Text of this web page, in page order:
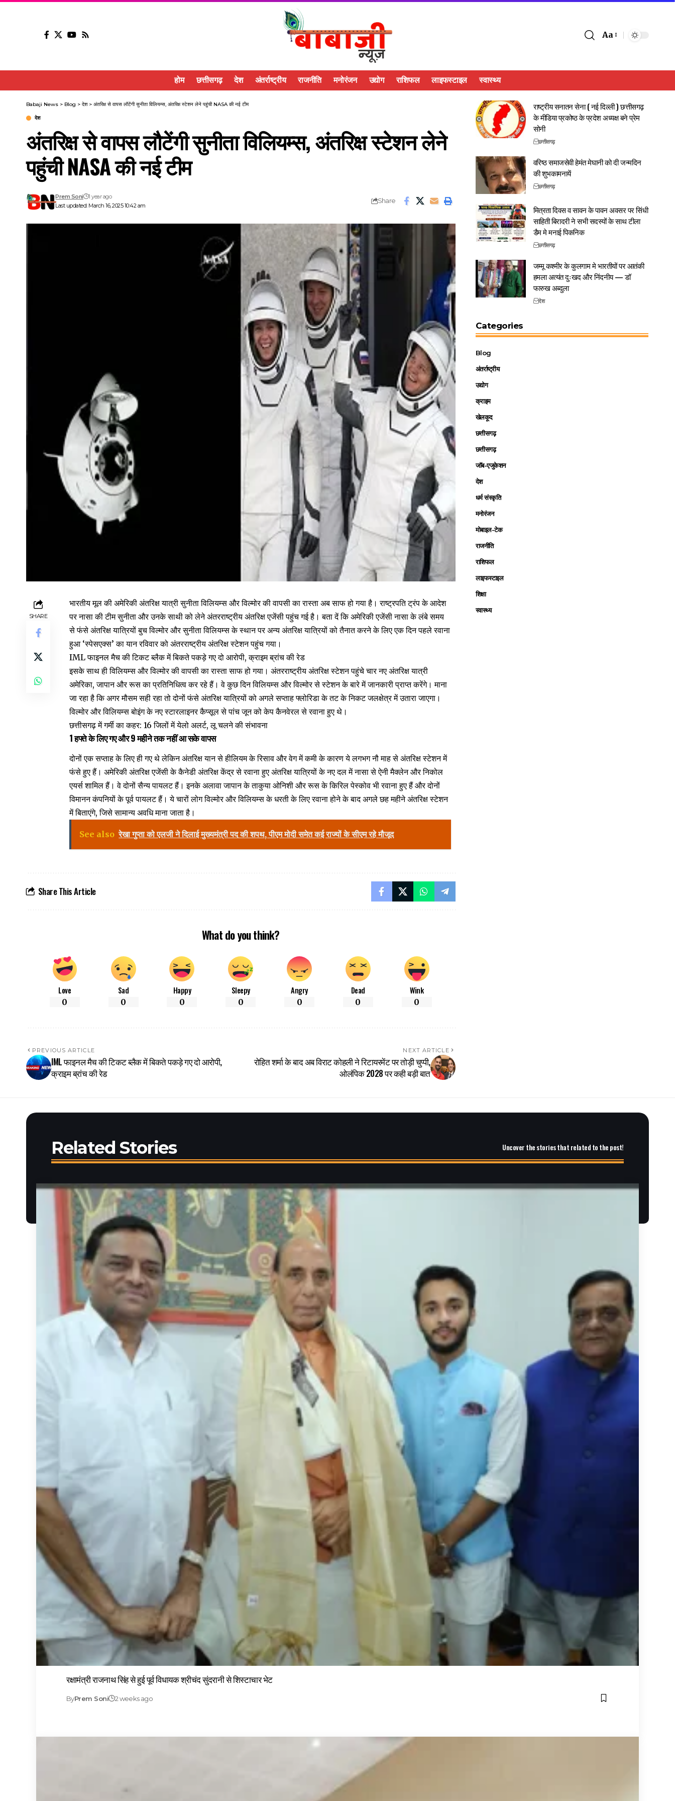
Aa
होम छत्तीसगढ़ देश अंतर्राष्ट्रीय राजनीति मनोरंजन उद्योग राशिफल लाइफस्टाइल स्वास्थ्य
Babaji News > Blog > देश> अंतरिक्ष से वापस लौटेंगी सुनीता विलियम्स, अंतरिक्ष स्टेशन लेने पहुंची NASA की नई टीम
देश
अंतरिक्ष से वापस लौटेंगी सुनीता विलियम्स, अंतरिक्ष स्टेशन लेने
पहुंची NASA की नई टीम
Last updated: March 16, 2025 10:42 am
Prem Soni 1 year ago
Share
SHARE
भारतीय मूल की अमेरिकी अंतरिक्ष यात्री सुनीता विलियम्स और विल्मोर की वापसी का रास्ता अब साफ हो गया है। राष्ट्रपति ट्रंप के आदेश
पर नासा की टीम सुनीता और उनके साथी को लेने अंतरराष्ट्रीय अंतरिक्ष एजेंसी पहुंच गई है। बता दें कि अमेरिकी एजेंसी नासा के लंबे समय
से फंसे अंतरिक्ष यात्रियों बुच विल्मोर और सुनीता विलियम्स के स्थान पर अन्य अंतरिक्ष यात्रियों को तैनात करने के लिए एक दिन पहले रवाना
हुआ ‘स्पेसएक्स’ का यान रविवार को अंतरराष्ट्रीय अंतरिक्ष स्टेशन पहुंच गया।
IML फाइनल मैच की टिकट ब्लैक में बिकते पकड़े गए दो आरोपी, क्राइम ब्रांच की रेड
इसके साथ ही विलियम्स और विल्मोर की वापसी का रास्ता साफ हो गया। अंतरराष्ट्रीय अंतरिक्ष स्टेशन पहुंचे चार नए अंतरिक्ष यात्री
अमेरिका, जापान और रूस का प्रतिनिधित्व कर रहे हैं। वे कुछ दिन विलियम्स और विल्मोर से स्टेशन के बारे में जानकारी प्राप्त करेंगे। माना
जा रहा है कि अगर मौसम सही रहा तो दोनों फंसे अंतरिक्ष यात्रियों को अगले सप्ताह फ्लोरिडा के तट के निकट जलक्षेत्र में उतारा जाएगा।
विल्मोर और विलियम्स बोइंग के नए स्टारलाइनर कैप्सूल से पांच जून को केप कैनवेरल से रवाना हुए थे।
छत्तीसगढ़ में गर्मी का कहर: 16 जिलों में येलो अलर्ट, लू चलने की संभावना
1 हफ्ते के लिए गए और 9 महीने तक नहीं आ सके वापस
दोनों एक सप्ताह के लिए ही गए थे लेकिन अंतरिक्ष यान से हीलियम के रिसाव और वेग में कमी के कारण ये लगभग नौ माह से अंतरिक्ष स्टेशन में
फंसे हुए हैं। अमेरिकी अंतरिक्ष एजेंसी के कैनेडी अंतरिक्ष केंद्र से रवाना हुए अंतरिक्ष यात्रियों के नए दल में नासा से ऐनी मैक्लेन और निकोल
एयर्स शामिल हैं। वे दोनों सैन्य पायलट हैं। इनके अलावा जापान के ताकुया ओनिशी और रूस के किरिल पेस्कोव भी रवाना हुए हैं और दोनों
विमानन कंपनियों के पूर्व पायलट हैं। ये चारों लोग विल्मोर और विलियम्स के धरती के लिए रवाना होने के बाद अगले छह महीने अंतरिक्ष स्टेशन
में बिताएंगे, जिसे सामान्य अवधि माना जाता है।
See also रेखा गुप्ता को एलजी ने दिलाई मुख्यमंत्री पद की शपथ, पीएम मोदी समेत कई राज्यों के सीएम रहे मौजूद
Share This Article
What do you think?
Love
0
Sad
0
Happy
0
Sleepy
0
Angry
0
Dead
0
Wink
0
PREVIOUS ARTICLE
IML फाइनल मैच की टिकट ब्लैक में बिकते पकड़े गए दो आरोपी,
क्राइम ब्रांच की रेड
NEXT ARTICLE
रोहित शर्मा के बाद अब विराट कोहली ने रिटायरमेंट पर तोड़ी चुप्पी,
ओलंपिक 2028 पर कही बड़ी बात
राष्ट्रीय सनातन सेना ( नई दिल्ली ) छत्तीसगढ़
के मीडिया प्रकोष्ठ के प्रदेश अध्यक्ष बने प्रेम
सोनी
छत्तीसगढ़
वरिष्ठ समाजसेवी हेमंत मेघानी को दी जन्मदिन
की शुभकामनायें
छत्तीसगढ़
मित्रता दिवस व सावन के पावन अवसर पर सिंधी
साहिती बिरादरी ने सभी सदस्यों के साथ टीला
डैम मे मनाई पिकनिक
छत्तीसगढ़
जम्मू कश्मीर के कुलगाम मे भारतीयों पर आतंकी
हमला अत्यंत दुःखद और निंदनीय — डॉ
फारुख अब्दुला
देश
Categories
Blog
अंतर्राष्ट्रीय
उद्योग
क्राइम
खेलकूद
छत्तीसगढ़
छत्तीसगढ़
जॉब-एजुकेशन
देश
धर्म संस्कृति
मनोरंजन
मोबाइल-टेक
राजनीति
राशिफल
लाइफस्टाइल
शिक्षा
स्वास्थ्य
Related Stories Uncover the stories that related to the post!
रक्षामंत्री राजनाथ सिंह से हुई पूर्व विधायक श्रीचंद सुंदरानी से शिस्टाचार भेट
ByPrem Soni 2 weeks ago